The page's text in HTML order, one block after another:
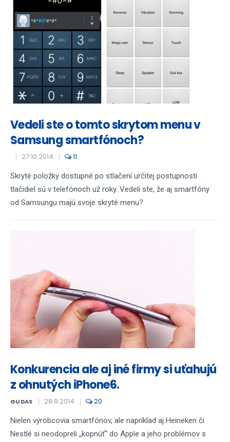
Vedeli ste o tomto skrytom menu v
Samsung smartfónoch?
27.10.2014 11
Skryté položky dostupné po stlačení určitej postupnosti
tlačidiel sú v telefónoch už roky. Vedeli ste, že aj smartfóny
od Samsungu majú svoje skryté menu?
Konkurencia ale aj iné firmy si uťahujú
z ohnutých iPhone6.
GUDAS 28.9.2014 20
Nielen výrobcovia smartfónov, ale napríklad aj Heineken či
Nestlé si neodopreli „kopnúť“ do Apple a jeho problémov s